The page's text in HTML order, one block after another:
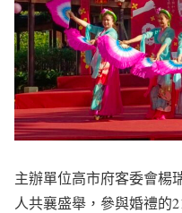
主辦單位高市府客委會楊
人共襄盛舉，參與婚禮的